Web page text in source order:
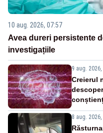
10 aug. 2026, 07:57
Avea dureri persistente
investigațiile
9 aug. 2026,
Creierul
8 aug. 2026,